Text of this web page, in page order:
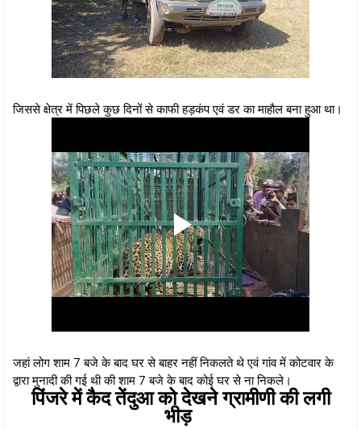
जिससे क्षेत्र में पिछले कुछ दिनों से काफी हड़कंप एवं डर का माहौल बना हुआ था।
जहां लोग शाम 7 बजे के बाद घर से बाहर नहीं निकलते थे एवं गांव में कोटवार के
द्वारा मुनादी की गई थी की शाम 7 बजे के बाद कोई घर से ना निकले।
पिंजरे में कैद तेंदुआ को देखने ग्रामीणी की लगी
भीड़